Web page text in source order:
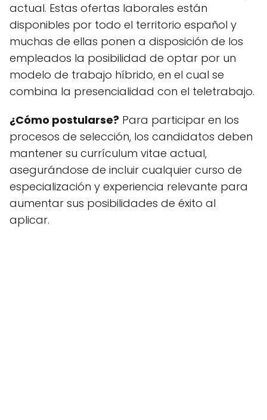
actual. Estas ofertas laborales están
disponibles por todo el territorio español y
muchas de ellas ponen a disposición de los
empleados la posibilidad de optar por un
modelo de trabajo híbrido, en el cual se
combina la presencialidad con el teletrabajo.
¿Cómo postularse? Para participar en los
procesos de selección, los candidatos deben
mantener su currículum vitae actual,
asegurándose de incluir cualquier curso de
especialización y experiencia relevante para
aumentar sus posibilidades de éxito al
aplicar.